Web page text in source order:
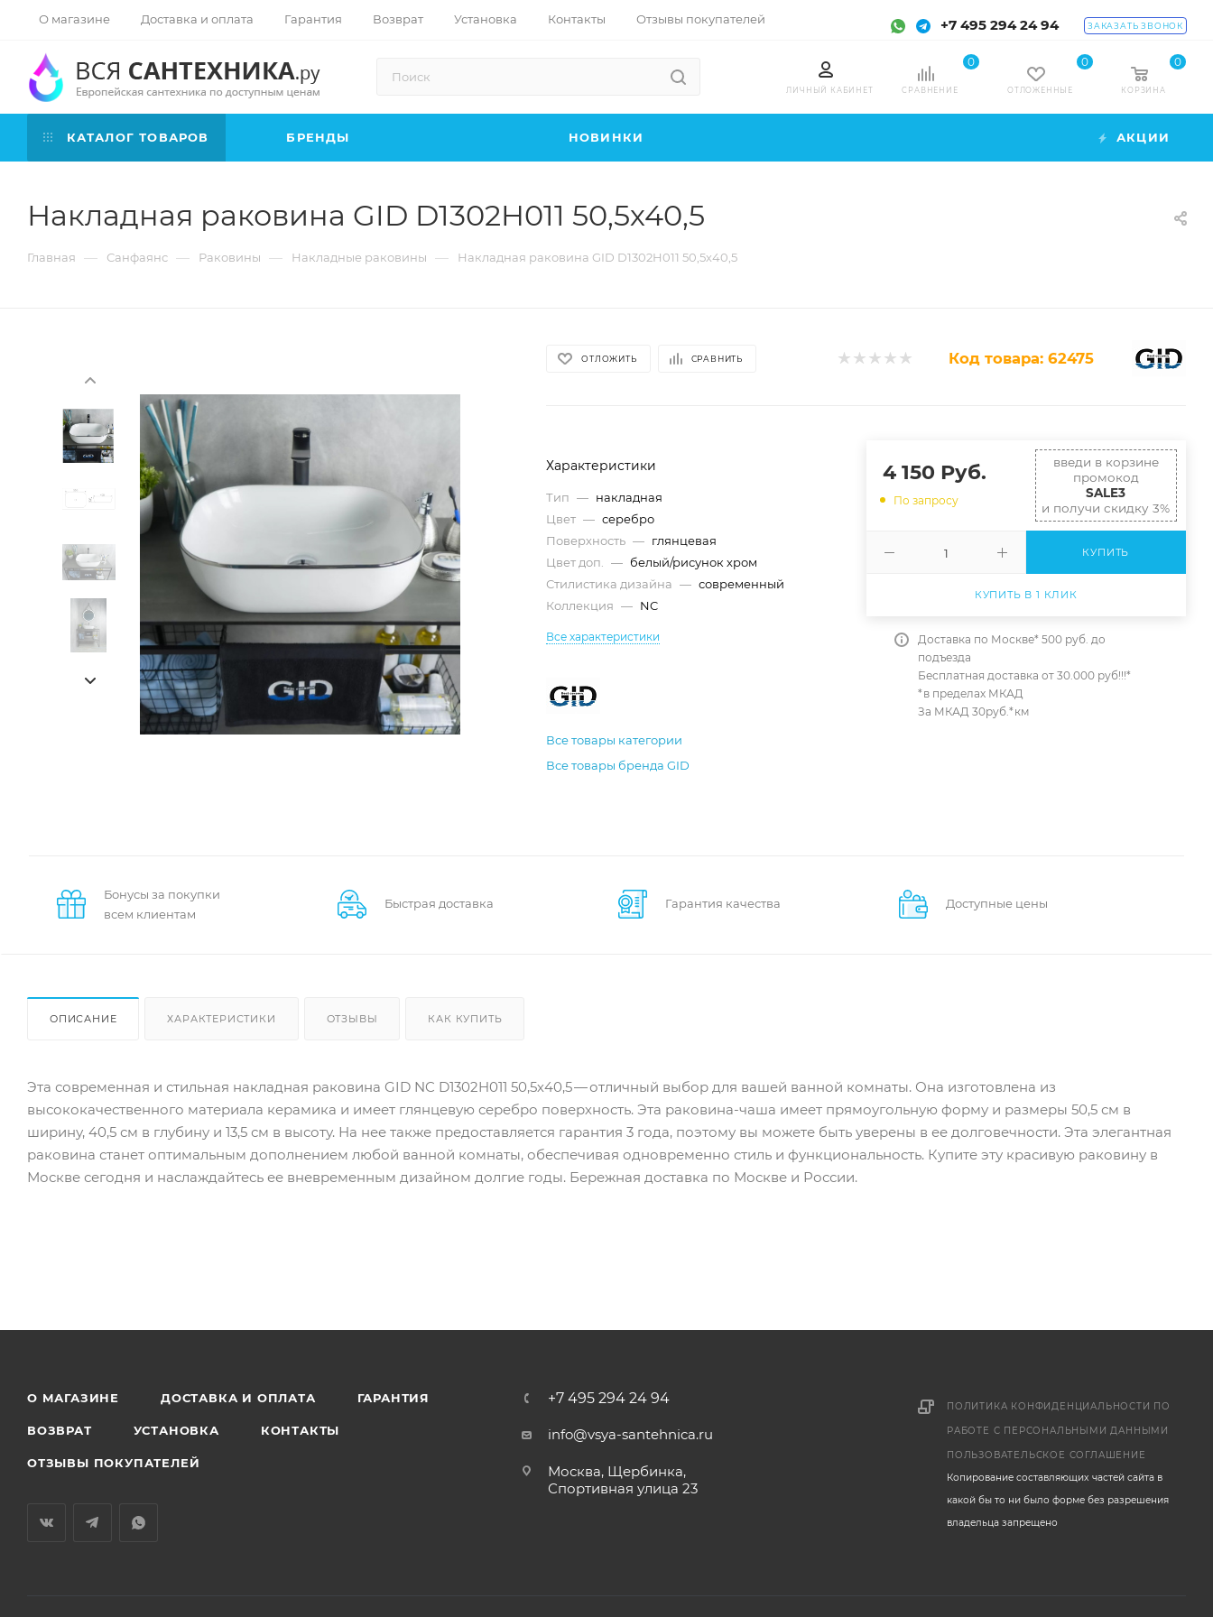
О магазине Доставка и оплата Гарантия Возврат Установка Контакты Отзывы покупателей +7 495 294 24 94 ЗАКАЗАТЬ ЗВОНОК
ЛИЧНЫЙ КАБИНЕТ СРАВНЕНИЕ
0
ОТЛОЖЕННЫЕ
0
КОРЗИНА
0
КАТАЛОГ ТОВАРОВ БРЕНДЫ НОВИНКИ АКЦИИ
Накладная раковина GID D1302H011 50,5х40,5
Главная — Санфаянс — Раковины — Накладные раковины — Накладная раковина GID D1302H011 50,5х40,5
ОТЛОЖИТЬ СРАВНИТЬ Код товара: 62475
Характеристики
Тип — накладная
Цвет — серебро
Поверхность — глянцевая
Цвет доп.
— белый/рисунок хром
Стилистика дизайна — современный
Коллекция — NC
Все характеристики
Все товары категории
Все товары бренда GID
4 150 Руб.
По запросу
введи в корзине
промокод
SALE3
и получи скидку 3%
КУПИТЬ
КУПИТЬ В 1 КЛИК
Доставка по Москве* 500 руб. до
подъезда
Бесплатная доставка от 30.000 руб!!!*
*в пределах МКАД
За МКАД 30руб.*км
Бонусы за покупки
всем клиентам
Быстрая доставка Гарантия качества Доступные цены
ОПИСАНИЕ ХАРАКТЕРИСТИКИ ОТЗЫВЫ КАК КУПИТЬ
Эта современная и стильная накладная раковина GID NC D1302H011 50,5х40,5 — отличный выбор для вашей ванной комнаты. Она изготовлена из
высококачественного материала керамика и имеет глянцевую серебро поверхность. Эта раковина-чаша имеет прямоугольную форму и размеры 50,5 см в
ширину, 40,5 см в глубину и 13,5 см в высоту. На нее также предоставляется гарантия 3 года, поэтому вы можете быть уверены в ее долговечности. Эта элегантная
раковина станет оптимальным дополнением любой ванной комнаты, обеспечивая одновременно стиль и функциональность. Купите эту красивую раковину в
Москве сегодня и наслаждайтесь ее вневременным дизайном долгие годы. Бережная доставка по Москве и России.
О МАГАЗИНЕ ДОСТАВКА И ОПЛАТА ГАРАНТИЯ
ВОЗВРАТ УСТАНОВКА КОНТАКТЫ
ОТЗЫВЫ ПОКУПАТЕЛЕЙ
+7 495 294 24 94
info@vsya-santehnica.ru
Москва, Щербинка,
Спортивная улица 23
ПОЛИТИКА КОНФИДЕНЦИАЛЬНОСТИ ПО
РАБОТЕ С ПЕРСОНАЛЬНЫМИ ДАННЫМИ
ПОЛЬЗОВАТЕЛЬСКОЕ СОГЛАШЕНИЕ
Копирование составляющих частей сайта в
какой бы то ни было форме без разрешения
владельца запрещено